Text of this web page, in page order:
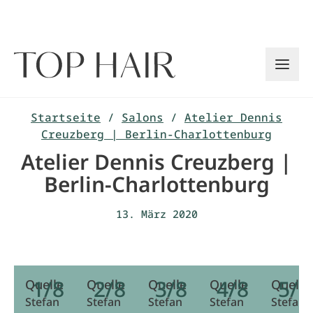
Startseite / Salons / Atelier Dennis
Creuzberg | Berlin-Charlottenburg
Atelier Dennis Creuzberg |
Berlin-Charlottenburg
13. März 2020
1/8
Quelle
Stefan
2/8
Quelle
Stefan
3/8
Quelle
Stefan
4/8
Quelle
Stefan
5/8
Quelle
Stefan